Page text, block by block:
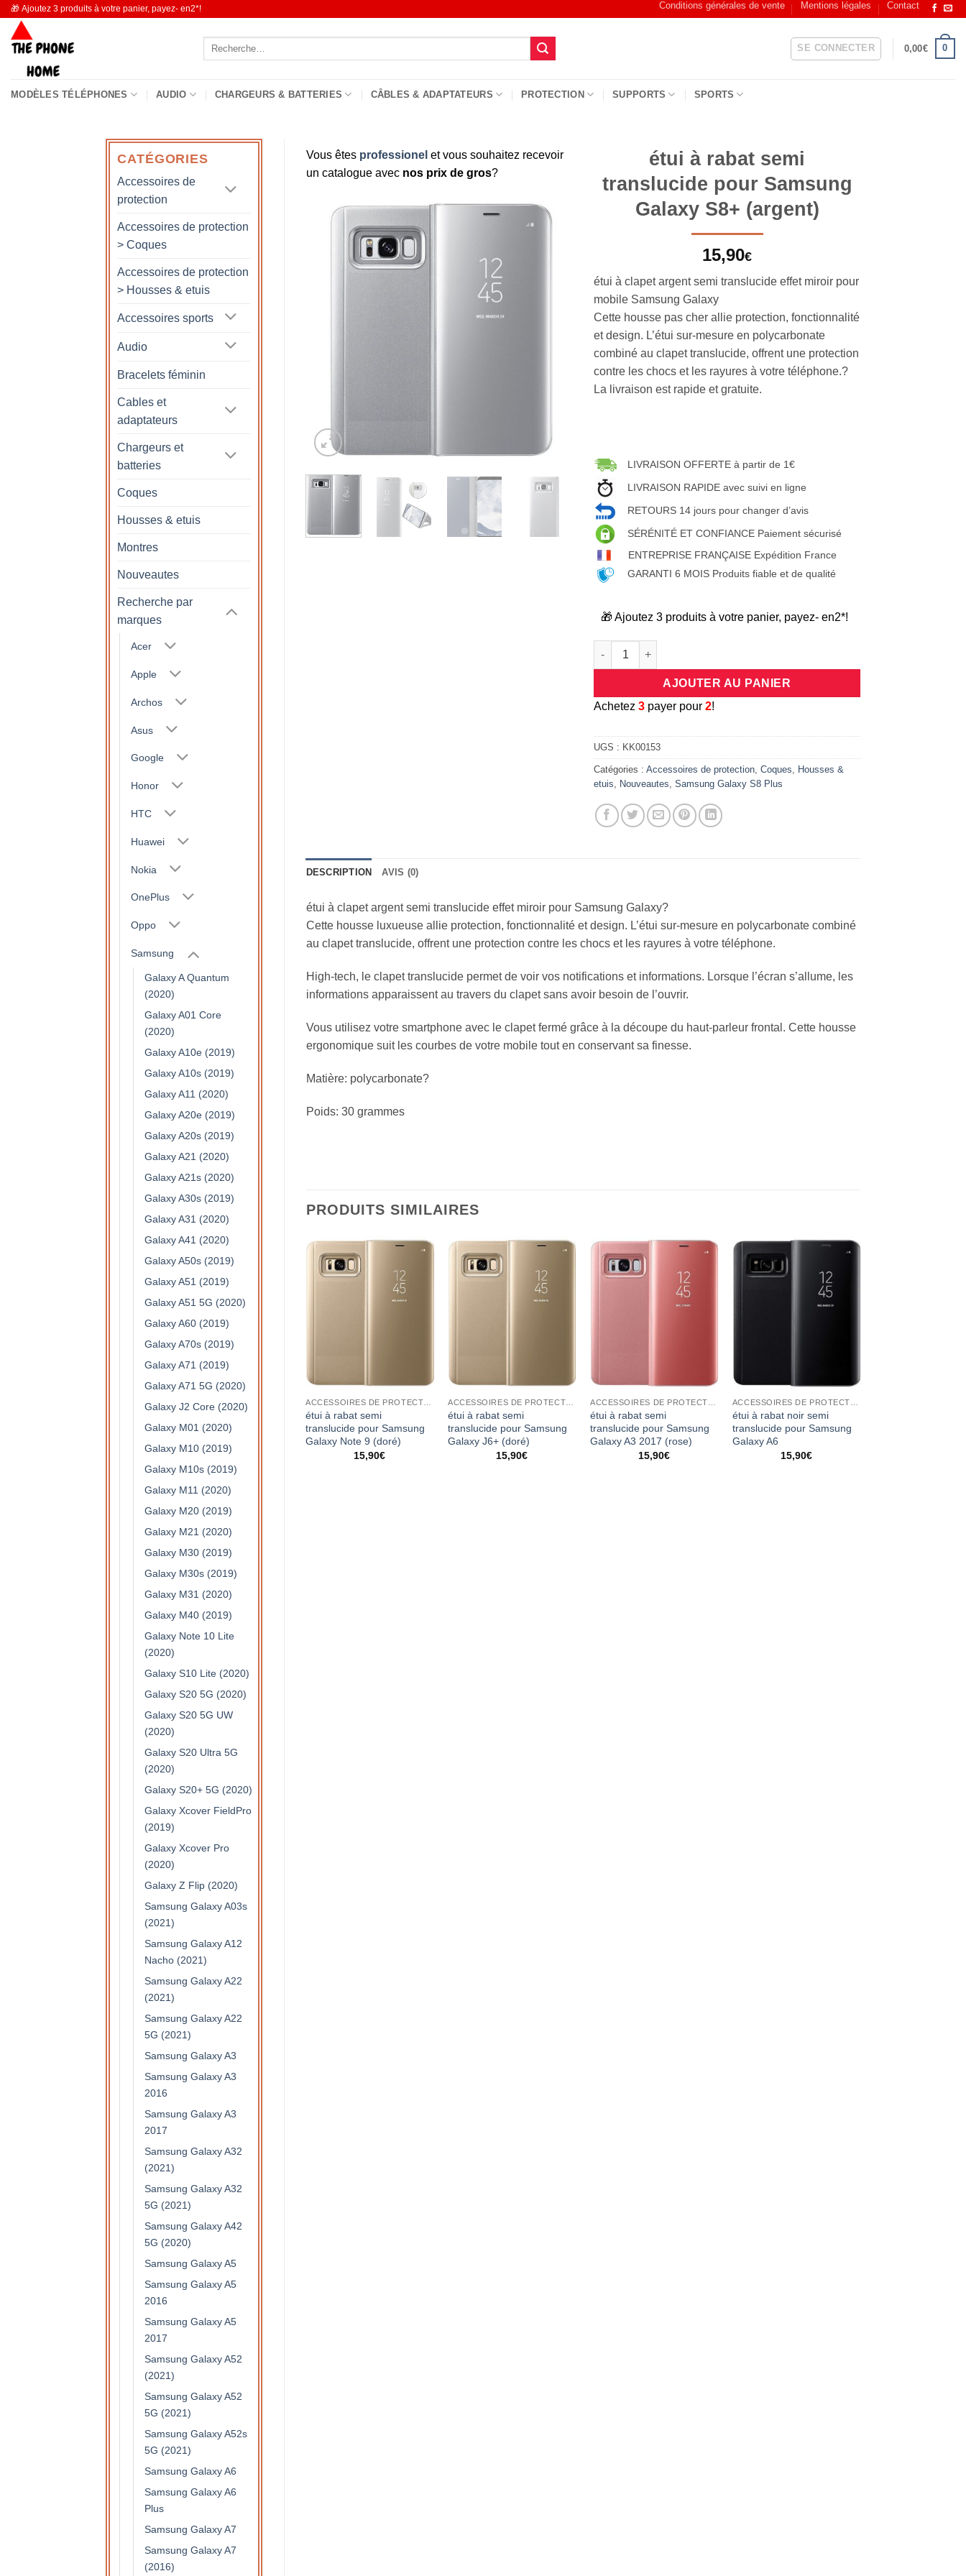
Passer
contenu
🎁 Ajoutez 3 produits à votre panier, payez- en2*! Conditions générales de vente Mentions légales Contact
Recherche
SE CONNECTER 0,00€ 0
MODÈLES TÉLÉPHONES AUDIO CHARGEURS & BATTERIES CÂBLES & ADAPTATEURS PROTECTION SUPPORTS SPORTS
CATÉGORIES
Accessoires de
protection
Accessoires de protection
> Coques
Accessoires de protection
> Housses & etuis
Accessoires sports
Audio
Bracelets féminin
Cables et
adaptateurs
Chargeurs et
batteries
Coques
Housses & etuis
Montres
Nouveautes
Recherche par
marques
Acer
Apple
Archos
Asus
Google
Honor
HTC
Huawei
Nokia
OnePlus
Oppo
Samsung
Galaxy A Quantum
(2020)
Galaxy A01 Core
(2020)
Galaxy A10e (2019)
Galaxy A10s (2019)
Galaxy A11 (2020)
Galaxy A20e (2019)
Galaxy A20s (2019)
Galaxy A21 (2020)
Galaxy A21s (2020)
Galaxy A30s (2019)
Galaxy A31 (2020)
Galaxy A41 (2020)
Galaxy A50s (2019)
Galaxy A51 (2019)
Galaxy A51 5G (2020)
Galaxy A60 (2019)
Galaxy A70s (2019)
Galaxy A71 (2019)
Galaxy A71 5G (2020)
Galaxy J2 Core (2020)
Galaxy M01 (2020)
Galaxy M10 (2019)
Galaxy M10s (2019)
Galaxy M11 (2020)
Galaxy M20 (2019)
Galaxy M21 (2020)
Galaxy M30 (2019)
Galaxy M30s (2019)
Galaxy M31 (2020)
Galaxy M40 (2019)
Galaxy Note 10 Lite
(2020)
Galaxy S10 Lite (2020)
Galaxy S20 5G (2020)
Galaxy S20 5G UW
(2020)
Galaxy S20 Ultra 5G
(2020)
Galaxy S20+ 5G (2020)
Galaxy Xcover FieldPro
(2019)
Galaxy Xcover Pro
(2020)
Galaxy Z Flip (2020)
Samsung Galaxy A03s
(2021)
Samsung Galaxy A12
Nacho (2021)
Samsung Galaxy A22
(2021)
Samsung Galaxy A22
5G (2021)
Samsung Galaxy A3
Samsung Galaxy A3
2016
Samsung Galaxy A3
2017
Samsung Galaxy A32
(2021)
Samsung Galaxy A32
5G (2021)
Samsung Galaxy A42
5G (2020)
Samsung Galaxy A5
Samsung Galaxy A5
2016
Samsung Galaxy A5
2017
Samsung Galaxy A52
(2021)
Samsung Galaxy A52
5G (2021)
Samsung Galaxy A52s
5G (2021)
Samsung Galaxy A6
Samsung Galaxy A6
Plus
Samsung Galaxy A7
Samsung Galaxy A7
(2016)
Vous êtes professionel et vous souhaitez recevoir
un catalogue avec nos prix de gros?
étui à rabat semi
translucide pour Samsung
Galaxy S8+ (argent)
15,90€
étui à clapet argent semi translucide effet miroir pour
mobile Samsung Galaxy
Cette housse pas cher allie protection, fonctionnalité
et design. L’étui sur-mesure en polycarbonate
combiné au clapet translucide, offrent une protection
contre les chocs et les rayures à votre téléphone.?
La livraison est rapide et gratuite.
LIVRAISON OFFERTE à partir de 1€
LIVRAISON RAPIDE avec suivi en ligne
RETOURS 14 jours pour changer d’avis
SÉRÉNITÉ ET CONFIANCE Paiement sécurisé
ENTREPRISE FRANÇAISE Expédition France
GARANTI 6 MOIS Produits fiable et de qualité
🎁 Ajoutez 3 produits à votre panier, payez- en2*!
quantité de étui à rabat semi translucide pour Samsung Galaxy S8+ (argent)
AJOUTER AU PANIER
Achetez3 payer pour2!
UGS : KK00153
Catégories :Accessoires de protection ,Coques
Housses &
etuis
Nouveautes ,Samsung Galaxy S8 Plus
DESCRIPTION AVIS (0)
étui à clapet argent semi translucide effet miroir pour Samsung Galaxy?
Cette housse luxueuse allie protection, fonctionnalité et design. L’étui sur-mesure en polycarbonate combiné
au clapet translucide, offrent une protection contre les chocs et les rayures à votre téléphone.
High-tech, le clapet translucide permet de voir vos notifications et informations. Lorsque l’écran s’allume, les
informations apparaissent au travers du clapet sans avoir besoin de l’ouvrir.
Vous utilisez votre smartphone avec le clapet fermé grâce à la découpe du haut-parleur frontal. Cette housse
ergonomique suit les courbes de votre mobile tout en conservant sa finesse.
Matière: polycarbonate?
Poids: 30 grammes
PRODUITS SIMILAIRES
étui à rabat semi
translucide pour Samsung
Galaxy Note 9 (doré)
15,90€
étui à rabat semi
translucide pour Samsung
Galaxy J6+ (doré)
15,90€
étui à rabat semi
translucide pour Samsung
Galaxy A3 2017 (rose)
15,90€
étui à rabat noir semi
translucide pour Samsung
Galaxy A6
15,90€
ACCESSOIRES DE PROTECTION
étui à rabat semi
translucide pour Samsung
15,90